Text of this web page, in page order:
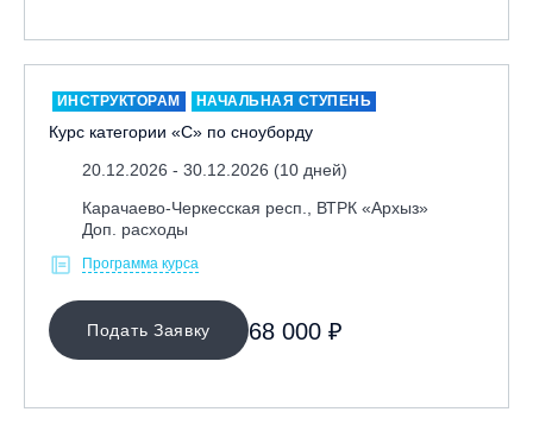
Москва, СК «Кант»
Москва, Скалодром "Атмосфера"
Москва, СЭК «Лата Трэк»
Москва, ул. Олеко Дундича 19/15
Московская обл., ВГК «Лисья Гора»
Московская обл., ГК Леонида Тягачёва
Московская обл., ГЛК «Красная Горка»
Московская обл., п. Чулково, ГК «Гая Северина»
Московская обл., Сергиев Посад, вейк парк Boardberry
ИНСТРУКТОРАМ НАЧАЛЬНАЯ СТУПЕНЬ
Курс категории «С» по сноуборду
20.12.2026 - 30.12.2026 (10 дней)
Карачаево-Черкесская респ., ВТРК «Архыз»
Доп. расходы
Программа курса
Подать Заявку 68 000 ₽